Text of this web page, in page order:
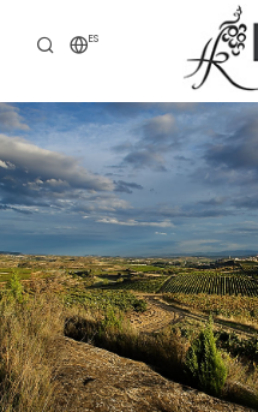
ES
DESCUBRE HARO
SERVICIOS
PATRIMONIO
ENOTURISMO
GASTRONOMÍA
EXPERIENCIAS